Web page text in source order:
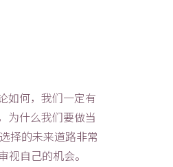
如何，我们一定有
为什么我们要做当
择的未来道路非常
自己的机会。